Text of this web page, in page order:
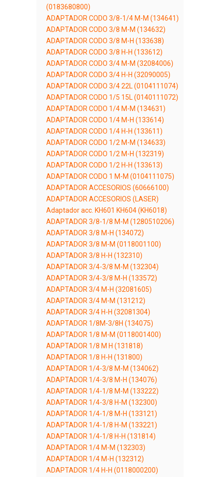
(0183680800)
ADAPTADOR CODO 3/8-1/4 M-M (134641)
ADAPTADOR CODO 3/8 M-M (134632)
ADAPTADOR CODO 3/8 M-H (133638)
ADAPTADOR CODO 3/8 H-H (133612)
ADAPTADOR CODO 3/4 M-M (32084006)
ADAPTADOR CODO 3/4 H-H (32090005)
ADAPTADOR CODO 3/4 22L (0104111074)
ADAPTADOR CODO 1/5 15L (0140111072)
ADAPTADOR CODO 1/4 M-M (134631)
ADAPTADOR CODO 1/4 M-H (133614)
ADAPTADOR CODO 1/4 H-H (133611)
ADAPTADOR CODO 1/2 M-M (134633)
ADAPTADOR CODO 1/2 M-H (132319)
ADAPTADOR CODO 1/2 H-H (133613)
ADAPTADOR CODO 1 M-M (0104111075)
ADAPTADOR ACCESORIOS (60666100)
ADAPTADOR ACCESORIOS (LASER)
Adaptador acc. KH601 KH604 (KH6018)
ADAPTADOR 3/8-1/8 M-M (1280510206)
ADAPTADOR 3/8 M-H (134072)
ADAPTADOR 3/8 M-M (0118001100)
ADAPTADOR 3/8 H-H (132310)
ADAPTADOR 3/4-3/8 M-M (132304)
ADAPTADOR 3/4-3/8 M-H (133572)
ADAPTADOR 3/4 M-H (32081605)
ADAPTADOR 3/4 M-M (131212)
ADAPTADOR 3/4 H-H (32081304)
ADAPTADOR 1/8M-3/8H (134075)
ADAPTADOR 1/8 M-M (0118001400)
ADAPTADOR 1/8 M H (131818)
ADAPTADOR 1/8 H-H (131800)
ADAPTADOR 1/4-3/8 M-M (134062)
ADAPTADOR 1/4-3/8 M-H (134076)
ADAPTADOR 1/4-1/8 M-M (133222)
ADAPTADOR 1/4-3/8 H-M (132300)
ADAPTADOR 1/4-1/8 M-H (133121)
ADAPTADOR 1/4-1/8 H-M (133221)
ADAPTADOR 1/4-1/8 H-H (131814)
ADAPTADOR 1/4 M-M (132303)
ADAPTADOR 1/4 M-H (132312)
ADAPTADOR 1/4 H-H (0118000200)